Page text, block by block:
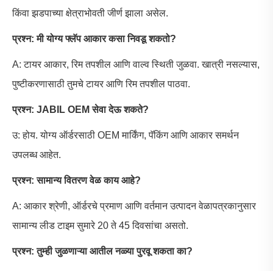
किंवा झडपाच्या क्षेत्राभोवती जीर्ण झाला असेल.
प्रश्न: मी योग्य फ्लॅप आकार कसा निवडू शकतो?
A: टायर आकार, रिम तपशील आणि वाल्व स्थिती जुळवा. खात्री नसल्यास,
पुष्टीकरणासाठी तुमचे टायर आणि रिम तपशील पाठवा.
प्रश्न: JABIL OEM सेवा देऊ शकते?
उ: होय. योग्य ऑर्डरसाठी OEM मार्किंग, पॅकिंग आणि आकार समर्थन
उपलब्ध आहेत.
प्रश्न: सामान्य वितरण वेळ काय आहे?
A: आकार श्रेणी, ऑर्डरचे प्रमाण आणि वर्तमान उत्पादन वेळापत्रकानुसार
सामान्य लीड टाइम सुमारे 20 ते 45 दिवसांचा असतो.
प्रश्न: तुम्ही जुळणाऱ्या आतील नळ्या पुरवू शकता का?